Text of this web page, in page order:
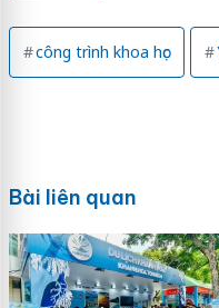
công trình khoa học
Bài liên quan